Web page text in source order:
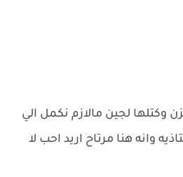
وكتلها لجين مالازم نكمل الي
وانه هنا مرتاح اريد احب لا